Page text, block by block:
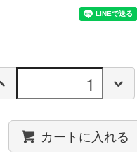
カートに入れる